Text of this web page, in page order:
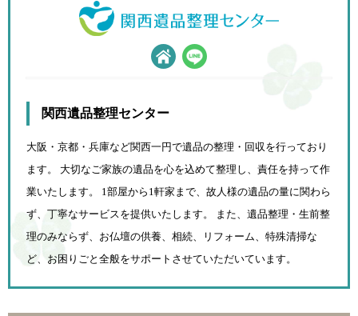
関西遺品整理センター
大阪・京都・兵庫など関西一円で遺品の整理・回収を行っており
ます。 大切なご家族の遺品を心を込めて整理し、責任を持って作
業いたします。 1部屋から1軒家まで、故人様の遺品の量に関わら
ず、 丁寧なサービスを提供いたします。 また、遺品整理・生前整
理のみならず、お仏壇の供養、相続、
リフォーム、特殊清掃な
ど、お困りごと全般をサポートさせていただいています。